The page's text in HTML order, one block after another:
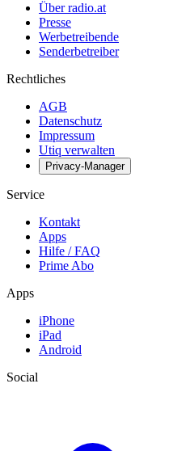
Über radio.at
Presse
Werbetreibende
Senderbetreiber
Rechtliches
AGB
Datenschutz
Impressum
Utiq verwalten
Privacy-Manager
Service
Kontakt
Apps
Hilfe / FAQ
Prime Abo
Apps
iPhone
iPad
Android
Social